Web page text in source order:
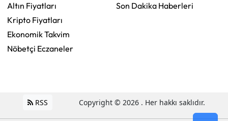
Altın Fiyatları
Kripto Fiyatları
Ekonomik Takvim
Nöbetçi Eczaneler
Son Dakika Haberleri
RSS Copyright © 2026 . Her hakkı saklıdır.